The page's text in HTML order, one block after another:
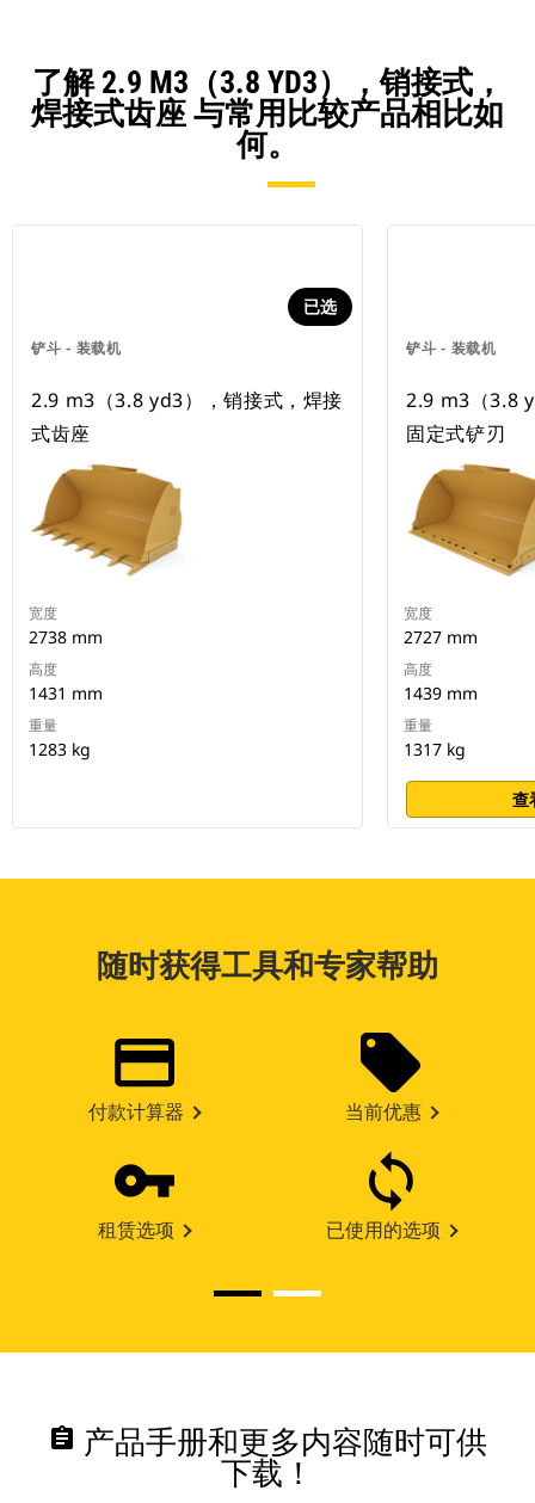
了解 2.9 M3（3.8 YD3），销接式，
焊接式齿座 与常用比较产品相比如
何。
铲斗 - 装载机
已选
2.9 m3（3.8 yd3），销接式，焊接
式齿座
宽度
2738 mm
高度
1431 mm
重量
1283 kg
铲斗 - 装载机
2.9 m3（3.8
固定式铲刃
宽度
2727 mm
高度
1439 mm
重量
1317 kg
查
随时获得工具和专家帮助
付款计算器 当前优惠
租赁选项 已使用的选项
assignment 产品手册和更多内容随时可供
下载！